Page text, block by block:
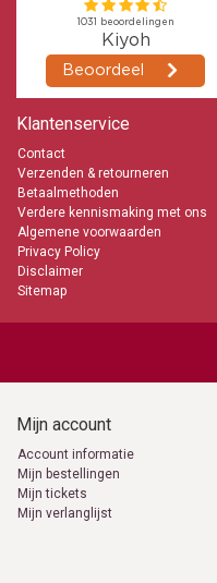
Klantenservice
Contact
Verzenden & retourneren
Betaalmethoden
Verdere kennismaking met ons
Algemene voorwaarden
Privacy Policy
Disclaimer
Sitemap
Mijn account
Account informatie
Mijn bestellingen
Mijn tickets
Mijn verlanglijst